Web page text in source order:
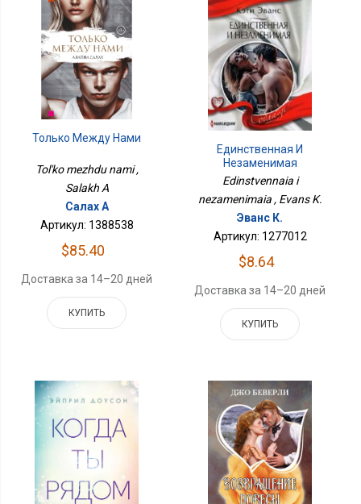
Только Между Нами
Tol'ko mezhdu nami ,
Salakh A
Салах А
Артикул: 1388538
$85.40
Доставка за 14–20 дней
КУПИТЬ
Единственная И
Незаменимая
Edinstvennaia i
nezamenimaia , Evans K.
Эванс К.
Артикул: 1277012
$8.64
Доставка за 14–20 дней
КУПИТЬ